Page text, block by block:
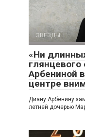
ЗВЕЗДЫ
«Ни
глянцевого
Арбениной
центре
Диану Арбенину
летней дочерью